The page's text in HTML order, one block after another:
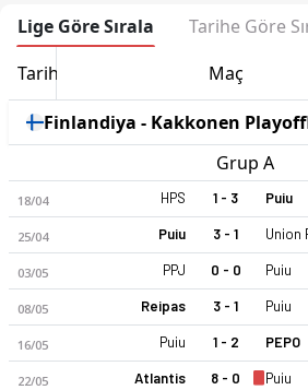
Lige Göre Sırala Tarihe Göre
Tarih Maç
Finlandiya - Kakkonen
Grup A
18/04 HPS 1 - 3 Puiu
25/04 Puiu 3 - 1 Union
03/05 PPJ 0 - 0 Puiu
08/05 Reipas 3 - 1 Puiu
16/05 Puiu 1 - 2 PEPO
22/05 Atlantis 8 - 0 Puiu